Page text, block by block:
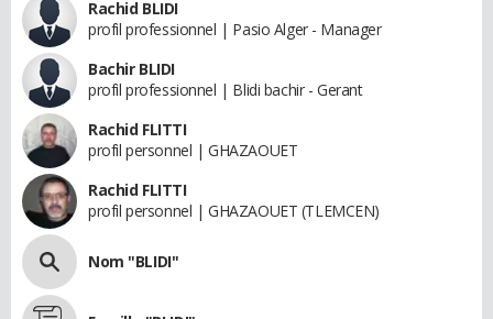
Rachid BLIDI
profil professionnel | Pasio Alger - Manager
Bachir BLIDI
profil professionnel | Blidi bachir - Gerant
Rachid FLITTI
profil personnel | GHAZAOUET
Rachid FLITTI
profil personnel | GHAZAOUET (TLEMCEN)
Nom "BLIDI"